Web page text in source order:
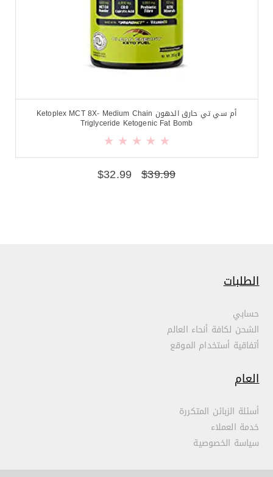
أم سي تي حارق الدهون Ketoplex MCT 8X- Medium Chain
Triglyceride Ketogenic Fat Bomb
$39.99
$32.99
الطلبات
حسابي
الشحن لكافة أنحاء العالم
أتفاقية أستخدام الموقع
العام
أسئلة الزبائن المتكررة
خدمة العملاء
سياسة الخصوصية